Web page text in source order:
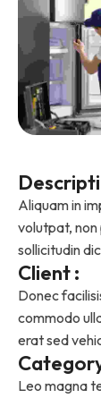
Aliquam in
volutpat,
sollicitudin
Client :
Donec
commodo
erat sed
Leo magna